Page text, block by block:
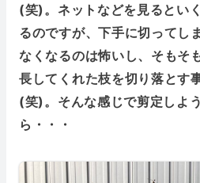
(笑)。ネットなどを見るとい
るのですが、下手に切ってし
なくなるのは怖いし、そもそ
長してくれた枝を切り落とす
(笑)。そんな感じで剪定しよ
ら・・・